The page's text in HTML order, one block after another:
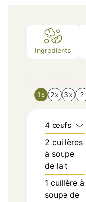
Ingredients
1x 2x 3x ?
4 œufs
2 cuillères
à soupe
de lait
1 cuillère à
soupe de